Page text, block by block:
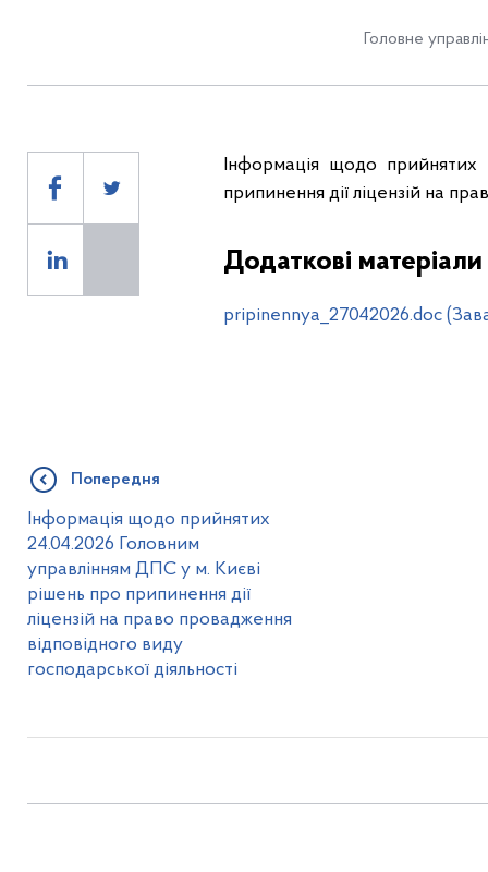
Головне
Інформація щодо
припинення дії ліцензій на
Додаткові матеріали
pripinennya_27042026.doc
Попередня
Інформація щодо прийнятих
24.04.2026 Головним
управлінням ДПС у м. Києві
рішень про припинення дії
ліцензій на право провадження
відповідного виду
господарської діяльності